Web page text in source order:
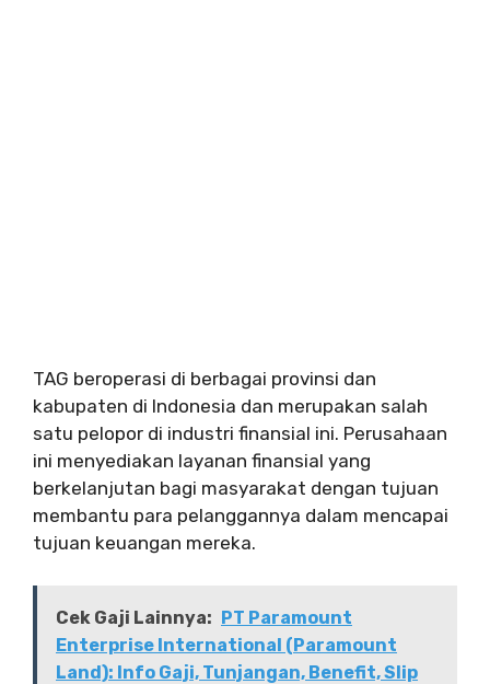
TAG beroperasi di berbagai provinsi dan
kabupaten di Indonesia dan merupakan salah
satu pelopor di industri finansial ini. Perusahaan
ini menyediakan layanan finansial yang
berkelanjutan bagi masyarakat dengan tujuan
membantu para pelanggannya dalam mencapai
tujuan keuangan mereka.
Cek Gaji Lainnya: PT Paramount
Enterprise International (Paramount
Land): Info Gaji, Tunjangan, Benefit, Slip